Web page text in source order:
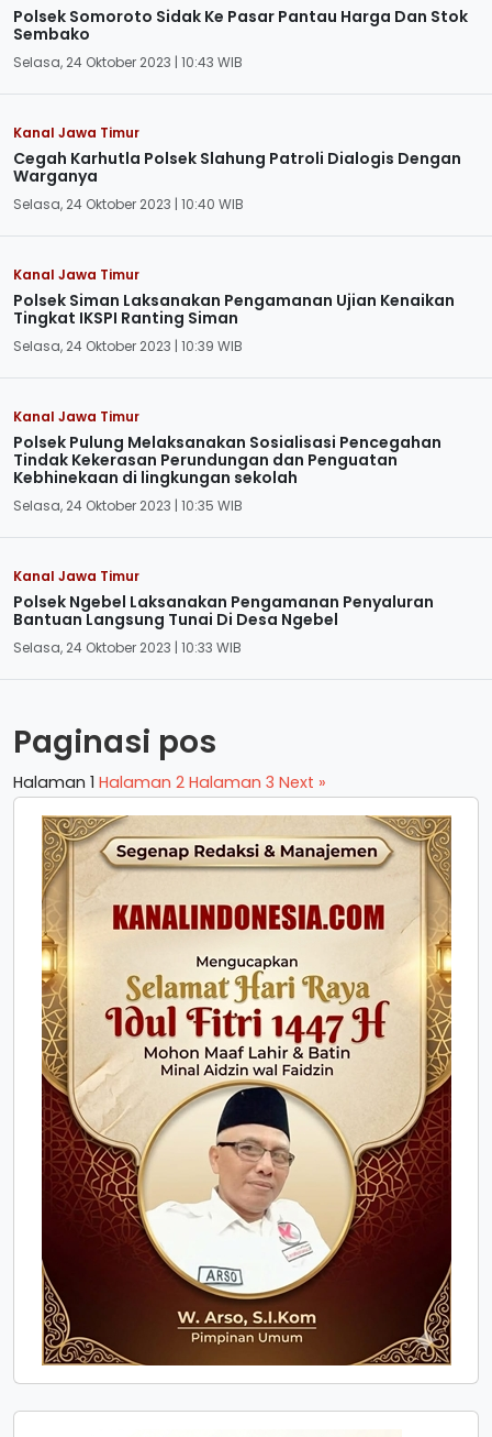
Polsek Somoroto Sidak Ke Pasar Pantau Harga Dan Stok
Sembako
Selasa, 24 Oktober 2023 | 10:43 WIB
Kanal Jawa Timur
Cegah Karhutla Polsek Slahung Patroli Dialogis Dengan
Warganya
Selasa, 24 Oktober 2023 | 10:40 WIB
Kanal Jawa Timur
Polsek Siman Laksanakan Pengamanan Ujian Kenaikan
Tingkat IKSPI Ranting Siman
Selasa, 24 Oktober 2023 | 10:39 WIB
Kanal Jawa Timur
Polsek Pulung Melaksanakan Sosialisasi Pencegahan
Tindak Kekerasan Perundungan dan Penguatan
Kebhinekaan di lingkungan sekolah
Selasa, 24 Oktober 2023 | 10:35 WIB
Kanal Jawa Timur
Polsek Ngebel Laksanakan Pengamanan Penyaluran
Bantuan Langsung Tunai Di Desa Ngebel
Selasa, 24 Oktober 2023 | 10:33 WIB
Paginasi pos
Halaman 1 Halaman 2 Halaman 3 Next »